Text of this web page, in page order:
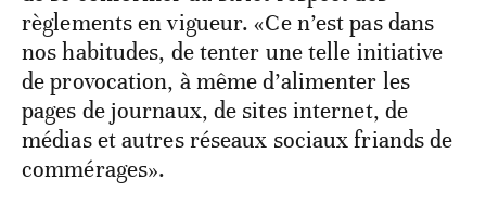
règlements en vigueur. «Ce n’est pas dans
nos habitudes, de tenter une telle initiative
de provocation, à même d’alimenter les
pages de journaux, de sites internet, de
médias et autres réseaux sociaux friands de
commérages».